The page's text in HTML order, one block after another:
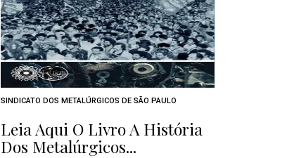
SINDICATO DOS METALÚRGICOS DE SÃO PAULO
Leia Aqui O Livro A História
Dos Metalúrgicos...